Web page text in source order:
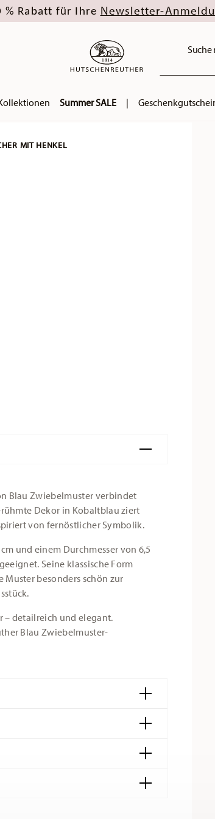
% Rabatt für Ihre Newsletter-
Suche
Summer SALE |
MIT HENKEL
Blau Zwiebelmuster verbindet
Dekor in Kobaltblau ziert
von fernöstlicher Symbolik.
und einem Durchmesser von 6,5
Seine klassische Form
besonders schön zur
– detailreich und elegant.
Blau Zwiebelmuster-